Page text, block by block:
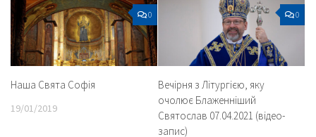
0
Наша Свята Софія
19/01/2019
0
Вечірня з Літургією, яку
очолює Блаженніший
Святослав 07.04.2021 (відео-
запис)